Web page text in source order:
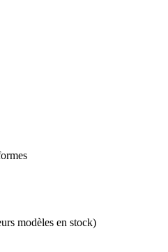
modèles en stock)